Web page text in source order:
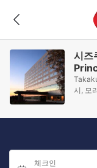
시즈
시, 모
체크인